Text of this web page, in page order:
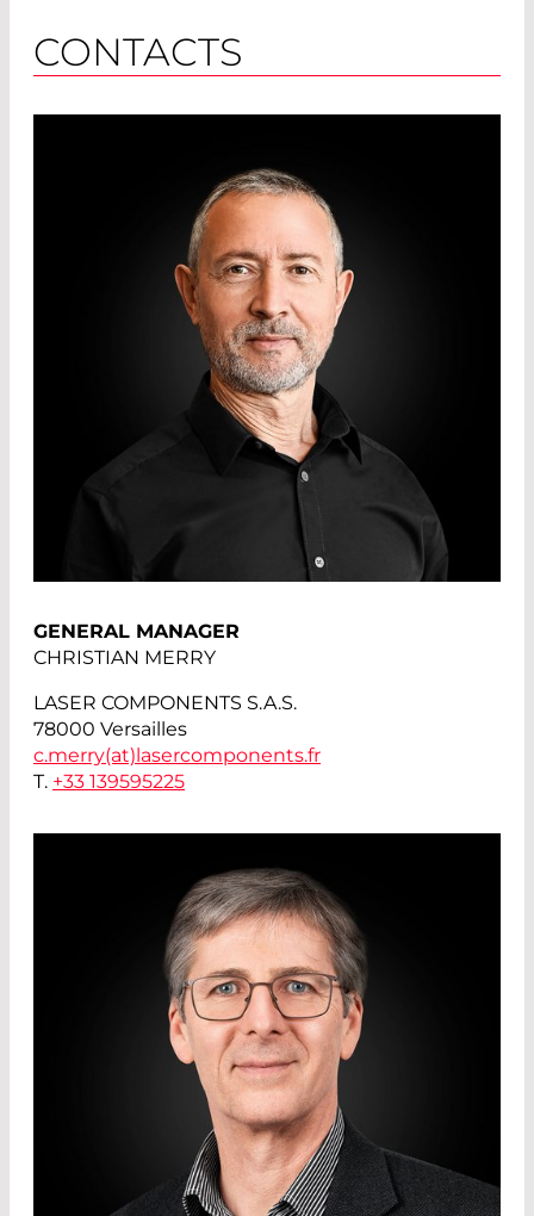
CONTACTS
GENERAL MANAGER
CHRISTIAN MERRY
LASER COMPONENTS S.A.S.
78000 Versailles
c.merry(at) lasercomponents.fr
T. +33 139595225